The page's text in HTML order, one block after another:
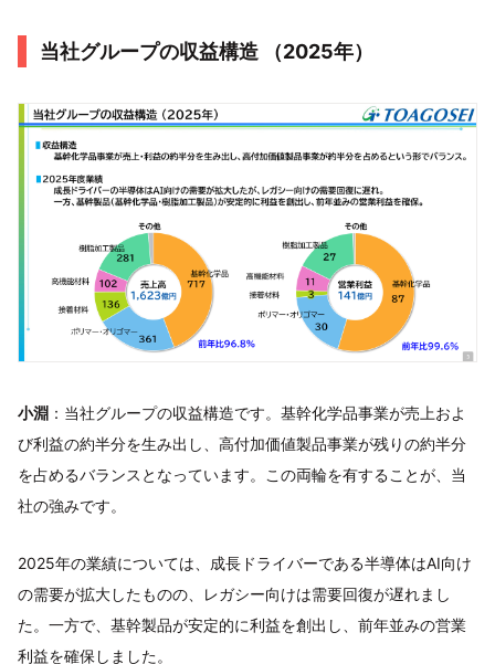
当社グループの収益構造 （2025年）
小淵 ：当社グループの収益構造です。基幹化学品事業が売上およ
び利益の約半分を生み出し、高付加価値製品事業が残りの約半分
を占めるバランスとなっています。この両輪を有することが、当
社の強みです。
2025年の業績については、成長ドライバーである半導体はAI向け
の需要が拡大したものの、レガシー向けは需要回復が遅れまし
た。一方で、基幹製品が安定的に利益を創出し、前年並みの営業
利益を確保しました。